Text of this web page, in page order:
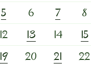
5 6 7 8
12 13 14 15
19 20 21 22